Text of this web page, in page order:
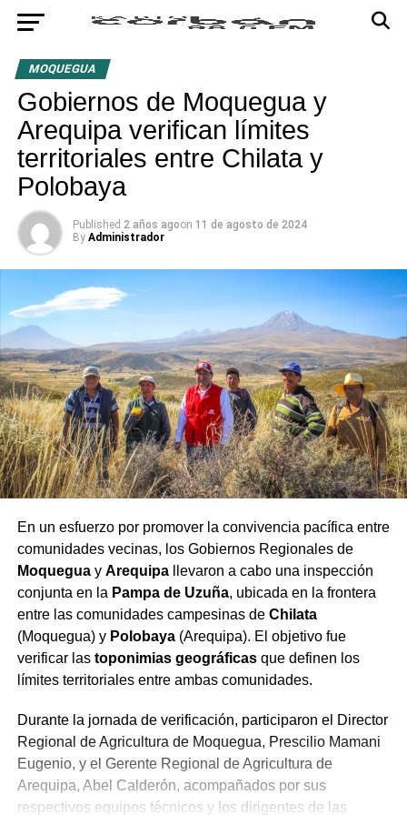
MOQUEGUA
Gobiernos de Moquegua y
Arequipa verifican límites
territoriales entre Chilata y
Polobaya
Published 2 años agoon 11 de agosto de 2024
By Administrador
En un esfuerzo por promover la convivencia pacífica entre
comunidades vecinas, los Gobiernos Regionales de
Moquegua y Arequipallevaron a cabo una inspección
conjunta en la Pampa de Uzuña, ubicada en la frontera
entre las comunidades campesinas de Chilata
(Moquegua) y Polobaya (Arequipa). El objetivo fue
verificar las toponimias geográficasque definen los
límites territoriales entre ambas comunidades.
Durante la jornada de verificación, participaron el Director
Regional de Agricultura de Moquegua, Prescilio Mamani
Eugenio, y el Gerente Regional de Agricultura de
Arequipa, Abel Calderón, acompañados por sus
respectivos equipos técnicos y los dirigentes de las